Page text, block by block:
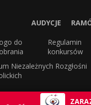
AUDYCJE
do
Regulamin
konkursów
Niezależnych Rozgłośni